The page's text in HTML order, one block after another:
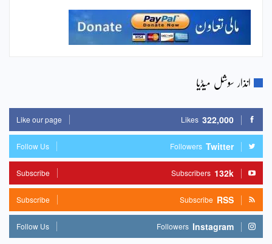
انذار سوشل میڈیا
322,000
Likes
Like our page
Twitter
Followers
Follow Us
132k
Subscribers
Subscribe
RSS
Subscribe
Subscribe
Instagram
Followers
Follow Us